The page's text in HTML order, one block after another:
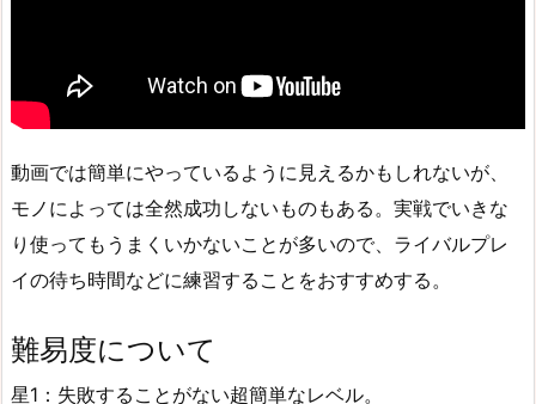
動画では簡単にやっているように見えるかもしれないが、
モノによっては全然成功しないものもある。実戦でいきな
り使ってもうまくいかないことが多いので、ライバルプレ
イの待ち時間などに練習することをおすすめする。
難易度について
星1：失敗することがない超簡単なレベル。